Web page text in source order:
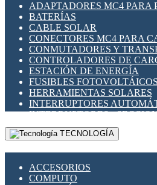
ADAPTADORES MC4 PARA
BATERÍAS
CABLE SOLAR
CONECTORES MC4 PARA
CONMUTADORES Y
CONTROLADORES DE
ESTACIÓN DE ENERGÍA
FUSIBLES FOTOVOLTÁICOS
HERRAMIENTAS SOLARES
INTERRUPTORES
INTERRUPTORES -
FOTOVOLTÁICOS
MONTAJE PANEL SOLAR
SUPRESOR DE
APLICACIONES
TECNOLOGÍA
ACCESORIOS
COMPUTO